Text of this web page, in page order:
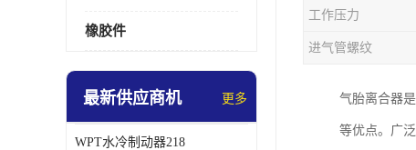
橡胶件
最新供应商机 更多
WPT水冷制动器218
工作压力
进气管螺纹
气胎离合器
等优点。广